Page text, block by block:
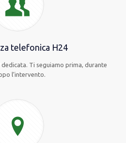
telefonica H24
Ti seguiamo prima, durante
l’intervento.